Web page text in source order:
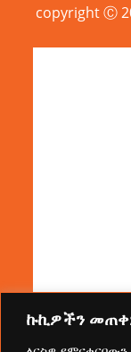
ኩኪዎችን
copyright Ⓒ